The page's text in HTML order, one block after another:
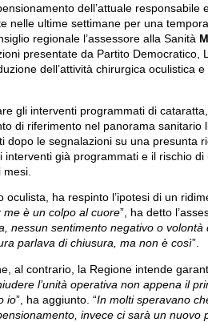
dell’attuale responsabile
nelle ultime settimane per una
regionale l’assessore alla Sanità
presentate da Partito Democratico,
dell’attività chirurgica oculistica
gli interventi programmati di
di riferimento nel panorama sanitario
dopo le segnalazioni su una presunta
interventi già programmati e il rischio
oculista, ha respinto l’ipotesi di un
è un colpo al cuore”, ha detto
nessun sentimento negativo o volontà
parlava di chiusura, ma non è così”.
al contrario, la Regione intende
l’unità operativa non appena il
io”, ha aggiunto. “In molti speravano
invece ci sarà un nuovo